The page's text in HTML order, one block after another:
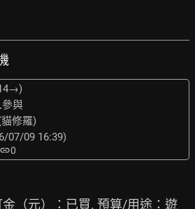
)
參與
貓修羅)
07/09 16:39)
link0
（元）：已買. 預算/用途：遊